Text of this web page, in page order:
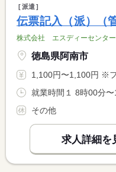
派遣
伝票記入（派）（
株式会社 エスディーセンター
徳島県阿南市
1,100円〜1,100円 ※フルタイム求人の場合
就業時間１ 8時00分
その他
求人詳細を